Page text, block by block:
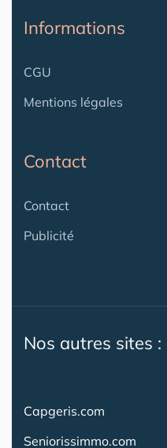
Informations
CGU
Mentions légales
Contact
Contact
Publicité
Nos autres sites :
Capgeris.com
Seniorissimmo.com